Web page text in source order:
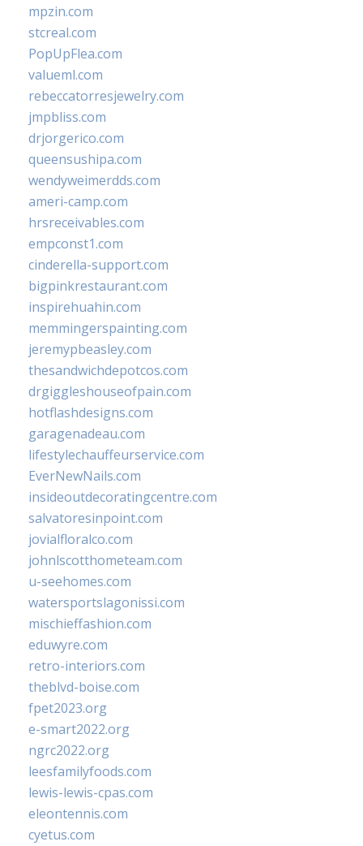
mpzin.com
stcreal.com
PopUpFlea.com
valueml.com
rebeccatorresjewelry.com
jmpbliss.com
drjorgerico.com
queensushipa.com
wendyweimerdds.com
ameri-camp.com
hrsreceivables.com
empconst1.com
cinderella-support.com
bigpinkrestaurant.com
inspirehuahin.com
memmingerspainting.com
jeremypbeasley.com
thesandwichdepotcos.com
drgiggleshouseofpain.com
hotflashdesigns.com
garagenadeau.com
lifestylechauffeurservice.com
EverNewNails.com
insideoutdecoratingcentre.com
salvatoresinpoint.com
jovialfloralco.com
johnlscotthometeam.com
u-seehomes.com
watersportslagonissi.com
mischieffashion.com
eduwyre.com
retro-interiors.com
theblvd-boise.com
fpet2023.org
e-smart2022.org
ngrc2022.org
leesfamilyfoods.com
lewis-lewis-cpas.com
eleontennis.com
cyetus.com